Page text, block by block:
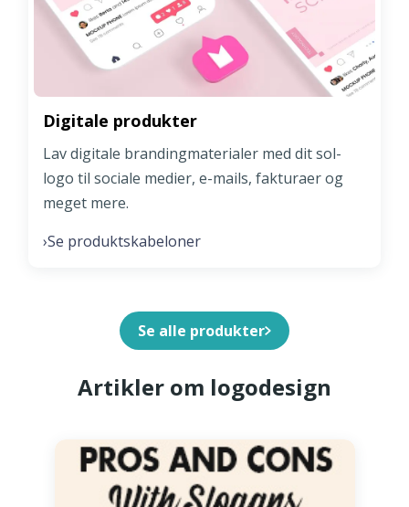
Digitale produkter
Lav digitale brandingmaterialer med dit sol-
logo til sociale medier, e-mails, fakturaer og
meget mere.
›Se produktskabeloner
Se alle produkter
Artikler om logodesign